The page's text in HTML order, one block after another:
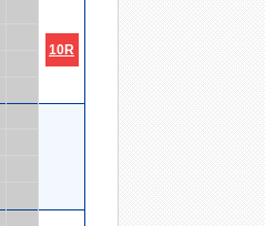
10R